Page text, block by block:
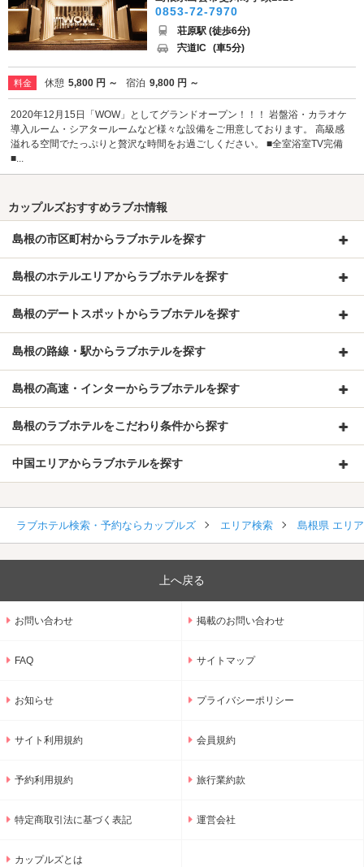
0853-72-7970
荘原駅 (徒歩6分)
宍道IC (車5分)
料金 休憩 5,800 円 ～ 宿泊 9,800 円 ～
2020年12月15日「WOW」としてグランドオープン！！！ 岩盤浴・カラオケ
導入ルーム・シアタールームなど様々な設備をご用意しております。 高級感
溢れる空間でたっぷりと贅沢な時間をお過ごしください。 ■全室浴室TV完備
■...
カップルズおすすめラブホ情報
島根の市区町村からラブホテルを探す
島根のホテルエリアからラブホテルを探す
島根のデートスポットからラブホテルを探す
島根の路線・駅からラブホテルを探す
島根の高速・インターからラブホテルを探す
島根のラブホテルをこだわり条件から探す
中国エリアからラブホテルを探す
ラブホテル検索・予約ならカップルズ エリア検索 島根県 エリ
上へ戻る
お問い合わせ 掲載のお問い合わせ
FAQ サイトマップ
お知らせ プライバシーポリシー
サイト利用規約 会員規約
予約利用規約 旅行業約款
特定商取引法に基づく表記 運営会社
カップルズとは